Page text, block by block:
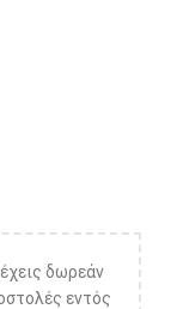
δωρεάν
εντός